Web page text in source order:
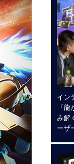
イン
『
み解
ーザ